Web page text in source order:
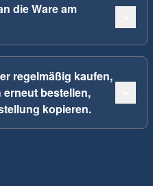
die Ware am
regelmäßig kaufen,
bestellen,
kopieren.